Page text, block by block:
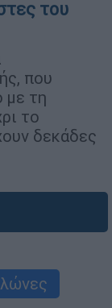
του
που
με τη
το
δεκάδες